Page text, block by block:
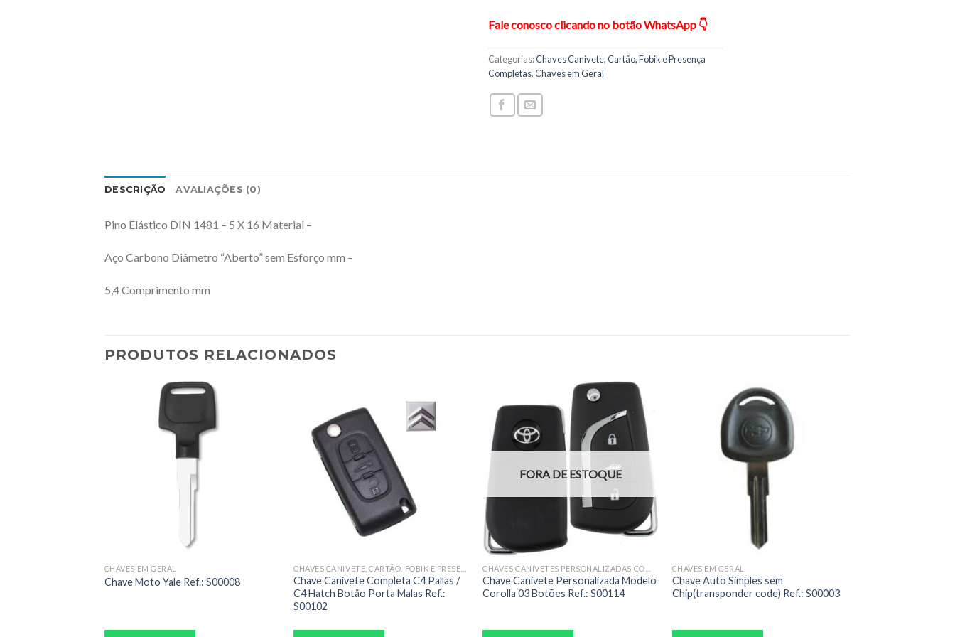
Fale conosco clicando no botão WhatsApp 👇
Categorias:Chaves Canivete, Cartão, Fobik e Presença
Completas,Chaves em Geral
DESCRIÇÃO AVALIAÇÕES (0)
Pino Elástico DIN 1481 – 5 X 16 Material –
Aço Carbono Diâmetro “Aberto” sem Esforço mm –
5,4 Comprimento mm
PRODUTOS RELACIONADOS
CHAVES EM GERAL
Chave Moto Yale Ref.: S00008
Chave Canivete Completa C4 Pallas /
C4 Hatch Botão Porta Malas Ref.:
S00102
FORA DE ESTOQUE
Chave Canivete Personalizada Modelo
Corolla 03 Botões Ref.: S00114
CHAVES EM GERAL
Chave Auto Simples sem
Chip(transponder code) Ref.: S00003